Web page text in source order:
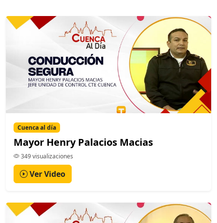
Cuenca al día
Mayor Henry Palacios Macias
349 visualizaciones
Ver Video